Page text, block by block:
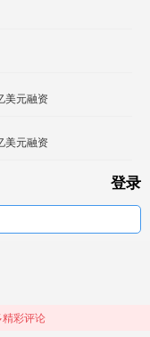
美元融资
美元融资
登录
精彩评论